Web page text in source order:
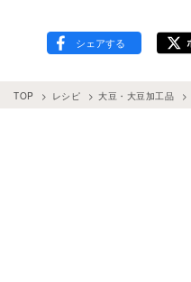
TOP レシピ 大豆・大豆加工品